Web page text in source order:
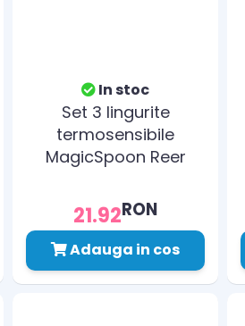
In stoc
Set 3 lingurite
termosensibile
MagicSpoon Reer
21.92RON
Adauga in cos